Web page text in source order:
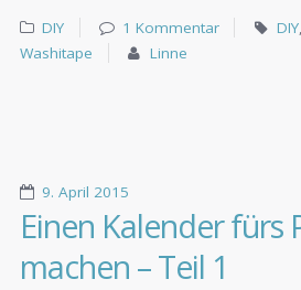
DIY 1 Kommentar DIY,
Washitape
Linne
9. April 2015
Einen Kalender fürs
machen – Teil 1